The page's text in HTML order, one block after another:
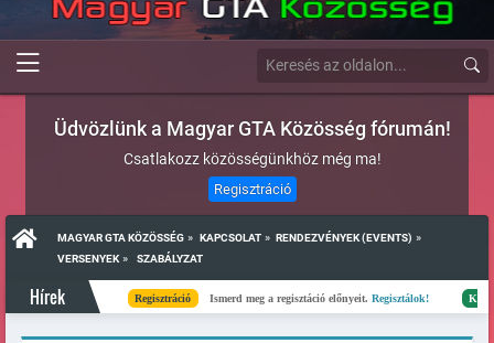
Üdvözlünk a Magyar GTA Közösség fórumán!
Csatlakozz közösségünkhöz még ma!
Regisztráció
MAGYAR GTA KÖZÖSSÉG » KAPCSOLAT » RENDEZVÉNYEK (EVENTS) »
VERSENYEK » SZABÁLYZAT
Hírek Regisztráció Ismerd meg a regisztáció előnyeit.Regisztálok! Kész